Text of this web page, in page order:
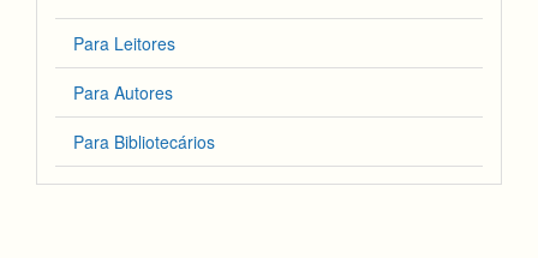
Para Leitores
Para Autores
Para Bibliotecários